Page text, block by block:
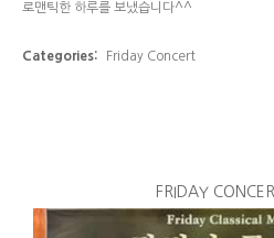
로맨틱한 하루를 보냈습니다^^
Categories: Friday Concert
FRIDAY